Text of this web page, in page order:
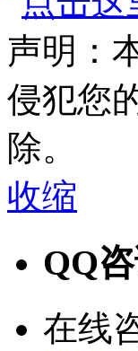
声明：
侵犯您
除。
收缩
QQ
在线